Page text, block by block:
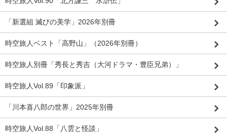
「新選組 滅びの美学」2026年別冊
時空旅人ベスト「高野山」（2026年別冊）
時空旅人別冊「秀長と秀吉（大河ドラマ・豊臣兄弟）」
時空旅人Vol.89「印象派」
「川本喜八郎の世界」2025年別冊
時空旅人Vol.88「八雲と怪談」